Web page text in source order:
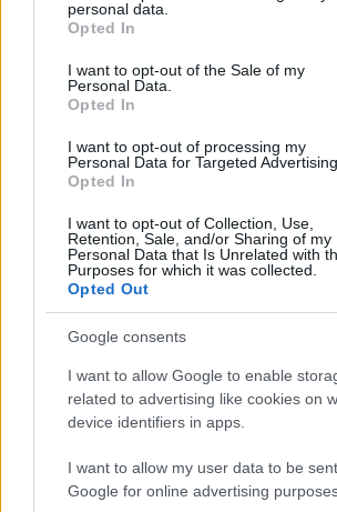
grant or deny consent to Google and its
use your data for below specified purposes
consent section.
personal data.
Opted In
I want to opt-out of the Sale of my
Personal Data.
Opted In
I want to opt-out of processing my
Personal Data for Targeted Advertising.
Opted In
I want to opt-out of Collection, Use,
Retention, Sale, and/or Sharing of my
Personal Data that Is Unrelated with
Purposes for which it was collected.
Opted Out
Google consents
I want to allow Google to enable
related to advertising like cookies on
device identifiers in apps.
I want to allow my user data to be
Google for online advertising
A négy játék július 6-ig igényelhető
felületén. Bár egyik sem
megjelenések közé, az alkalom
arra, hogy néhány érdekes indie
könyvtárad anélkül, hogy akár egy
Unmute Loaded:
SMASH by Meló-Diák: Homok, zene
hangulata – Jön a második forduló! (X)
Július végén folytatódik a balatoni
sorozat.